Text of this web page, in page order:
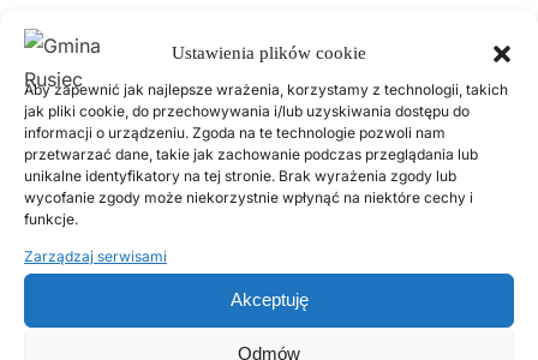
Ustawienia plików cookie
Aby zapewnić jak najlepsze wrażenia, korzystamy z technologii, takich
jak pliki cookie, do przechowywania i/lub uzyskiwania dostępu do
informacji o urządzeniu. Zgoda na te technologie pozwoli nam
przetwarzać dane, takie jak zachowanie podczas przeglądania lub
unikalne identyfikatory na tej stronie. Brak wyrażenia zgody lub
wycofanie zgody może niekorzystnie wpłynąć na niektóre cechy i
funkcje.
Zarządzaj serwisami
Akceptuję
Odmów
14 LIPCA, 2020
Kurenda
30 CZERWCA, 2026
Odnawialne źródła energii w Gminie Rusiec –
edycja 2, Fundusze Europejskie